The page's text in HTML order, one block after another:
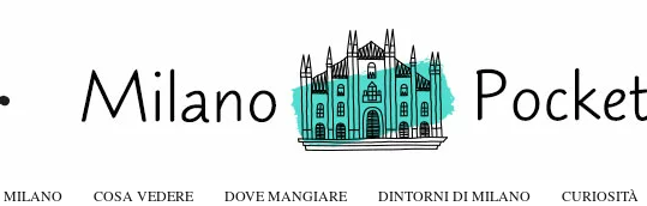
MILANO COSA VEDERE DOVE MANGIARE DINTORNI DI MILANO CURIOSITÀ